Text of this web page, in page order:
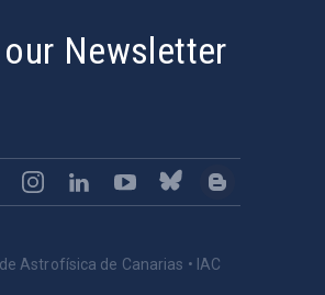
Newsletter
Astrofísica de Canarias • IAC